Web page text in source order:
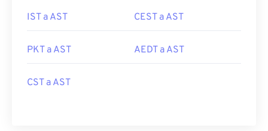
IST a AST CEST a AST
PKT a AST AEDT a AST
CST a AST